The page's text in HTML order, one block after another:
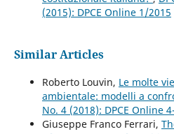
(2015): DPCE Online 1/2015
Similar Articles
Roberto Louvin, Le molte
ambientale: modelli a
No. 4 (2018): DPCE Online
Giuseppe Franco Ferrari,